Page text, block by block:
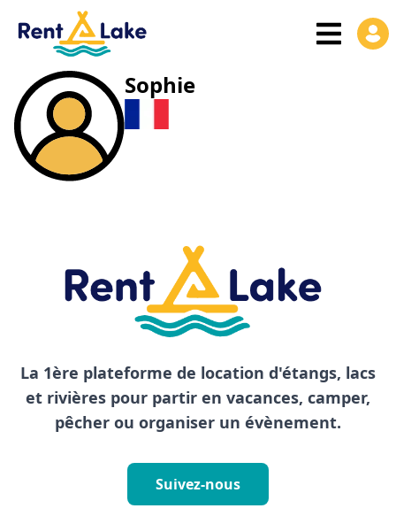
Sophie
La 1ère plateforme de location d'étangs, lacs
et rivières pour partir en vacances, camper,
pêcher ou organiser un évènement.
Suivez-nous